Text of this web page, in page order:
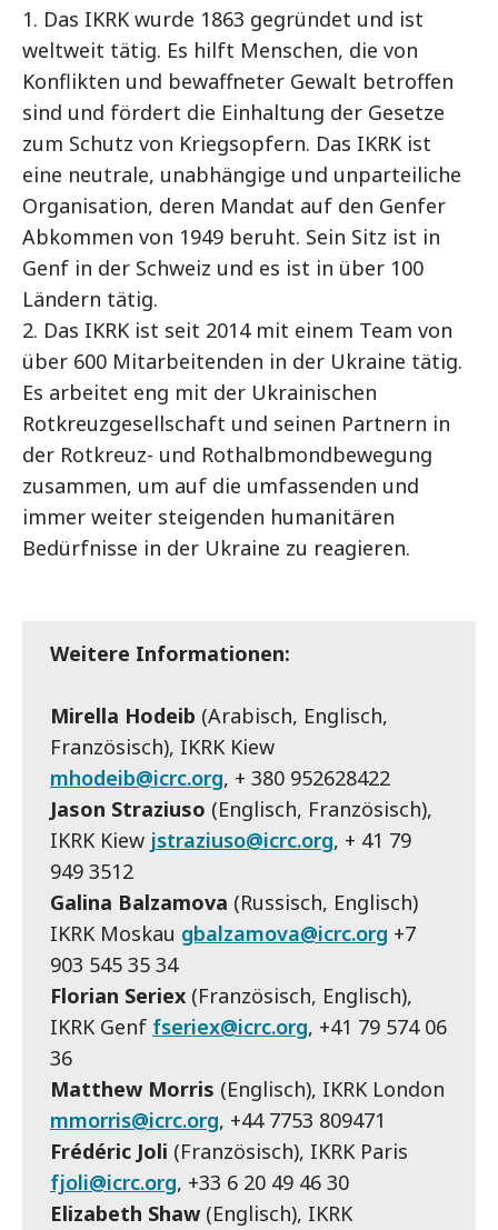
1. Das IKRK wurde 1863 gegründet und ist
weltweit tätig. Es hilft Menschen, die von
Konflikten und bewaffneter Gewalt betroffen
sind und fördert die Einhaltung der Gesetze
zum Schutz von Kriegsopfern. Das IKRK ist
eine neutrale, unabhängige und unparteiliche
Organisation, deren Mandat auf den Genfer
Abkommen von 1949 beruht. Sein Sitz ist in
Genf in der Schweiz und es ist in über 100
Ländern tätig.
2. Das IKRK ist seit 2014 mit einem Team von
über 600 Mitarbeitenden in der Ukraine tätig.
Es arbeitet eng mit der Ukrainischen
Rotkreuzgesellschaft und seinen Partnern in
der Rotkreuz- und Rothalbmondbewegung
zusammen, um auf die umfassenden und
immer weiter steigenden humanitären
Bedürfnisse in der Ukraine zu reagieren.
Weitere Informationen:
Mirella Hodeib (Arabisch, Englisch,
Französisch), IKRK Kiew
mhodeib@icrc.org, + 380 952628422
Jason Straziuso (Englisch, Französisch),
IKRK Kiew jstraziuso@icrc.org, + 41 79
949 3512
Galina Balzamova (Russisch, Englisch)
IKRK Moskau gbalzamova@icrc.org +7
903 545 35 34
Florian Seriex (Französisch, Englisch),
IKRK Genf fseriex@icrc.org, +41 79 574 06
36
Matthew Morris (Englisch), IKRK London
mmorris@icrc.org, +44 7753 809471
Frédéric Joli (Französisch), IKRK Paris
fjoli@icrc.org, +33 6 20 49 46 30
Elizabeth Shaw (Englisch), IKRK